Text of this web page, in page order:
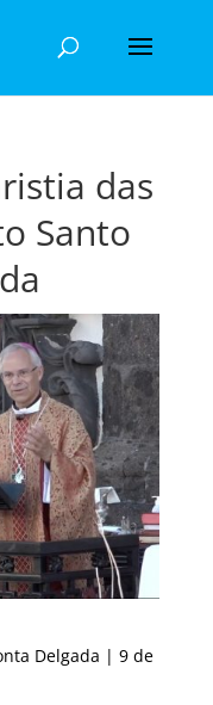
das
Santo
Delgada | 9 de